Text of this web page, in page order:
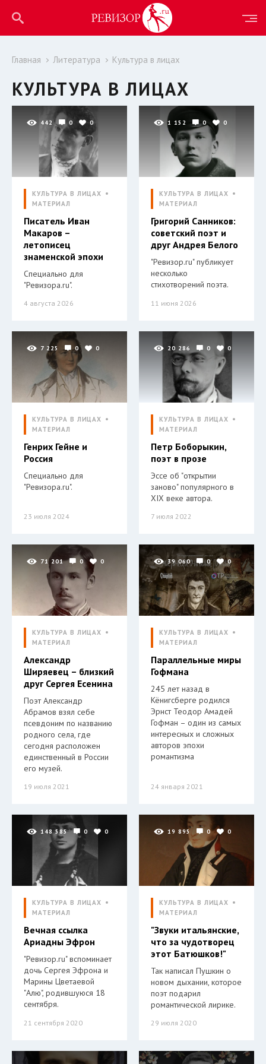
Главная Литература Культура в лицах
КУЛЬТУРА В ЛИЦАХ
442 0 0
КУЛЬТУРА В ЛИЦАХ
МАТЕРИАЛ
Писатель Иван
Макаров –
летописец
знаменской эпохи
Специально для
"Ревизора.ru".
4 августа 2026
1 152 0 0
КУЛЬТУРА В ЛИЦАХ
МАТЕРИАЛ
Григорий Санников:
советский поэт и
друг Андрея Белого
"Ревизор.ru" публикует
несколько
стихотворений поэта.
11 июня 2026
7 225 0 0
КУЛЬТУРА В ЛИЦАХ
МАТЕРИАЛ
Генрих Гейне и
Россия
Специально для
"Ревизора.ru".
23 июля 2024
20 286 0 0
КУЛЬТУРА В ЛИЦАХ
МАТЕРИАЛ
Петр Боборыкин,
поэт в прозе
Эссе об "открытии
заново" популярного в
XIX веке автора.
7 июля 2022
71 201 0 0
КУЛЬТУРА В ЛИЦАХ
МАТЕРИАЛ
Александр
Ширяевец – близкий
друг Сергея Есенина
Поэт Александр
Абрамов взял себе
псевдоним по названию
родного села, где
сегодня расположен
единственный в России
его музей.
19 июля 2021
39 060 0 0
КУЛЬТУРА В ЛИЦАХ
МАТЕРИАЛ
Параллельные миры
Гофмана
245 лет назад в
Кёнигсберге родился
Эрнст Теодор Амадей
Гофман – один из самых
интересных и сложных
авторов эпохи
романтизма
24 января 2021
148 585 0 0
КУЛЬТУРА В ЛИЦАХ
МАТЕРИАЛ
Вечная ссылка
Ариадны Эфрон
"Ревизор.ru" вспоминает
дочь Сергея Эфрона и
Марины Цветаевой
"Алю", родившуюся 18
сентября.
21 сентября 2020
19 895 0 0
КУЛЬТУРА В ЛИЦАХ
МАТЕРИАЛ
"Звуки итальянские,
что за чудотворец
этот Батюшков!"
Так написал Пушкин о
новом дыхании, которое
поэт подарил
романтической лирике.
29 июля 2020